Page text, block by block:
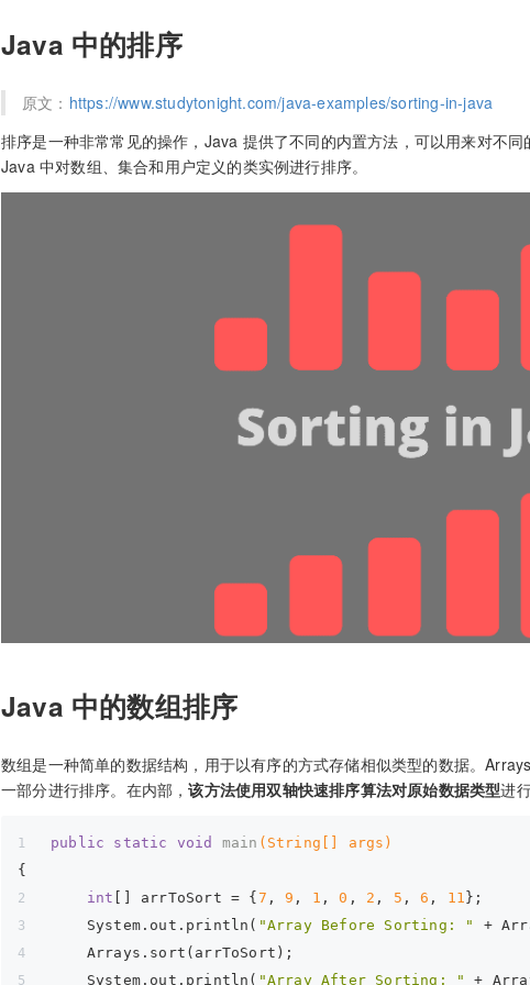
Java 中的排序
原文： https://www.studytonight.com/java-examples/sorting-in-java
排序是一种非常常见的操作，Java 提供了不同的内置方法，可以用来对不
Java 中对数组、集合和用户定义的类实例进行排序。
Java 中的数组排序
数组是一种简单的数据结构，用于以有序的方式存储相似类型的数据。
一部分进行排序。在内部，该方法使用双轴快速排序算法对原始数据类型进
public static void main (String[] args)
{
int [] arrToSort = { 7 , 9 , 1 , 0 , 2 , 5 , 6 , 11 };
    System.out.println(
"Array Before Sorting: "
+
    Arrays.sort(arrToSort);
    System.out.println(
"Array After Sorting: " +